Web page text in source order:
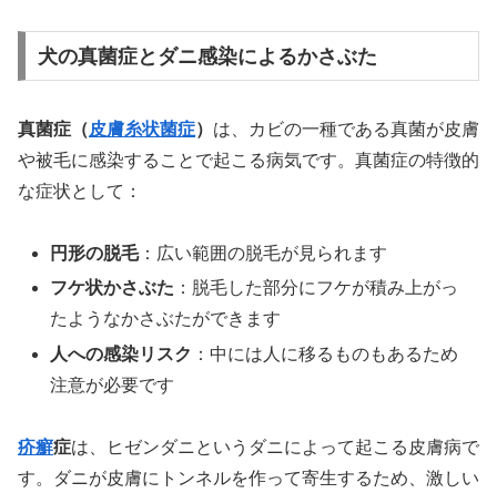
犬の真菌症とダニ感染によるかさぶた
真菌症（皮膚糸状菌症） は、カビの一種である真菌が皮膚
や被毛に感染することで起こる病気です。真菌症の特徴的
な症状として：
円形の脱毛：広い範囲の脱毛が見られます
フケ状かさぶた ：脱毛した部分にフケが積み上がっ
たようなかさぶたができます
人への感染リスク ：中には人に移るものもあるため
注意が必要です
疥癬症は、ヒゼンダニというダニによって起こる皮膚病で
す。ダニが皮膚にトンネルを作って寄生するため、激しい